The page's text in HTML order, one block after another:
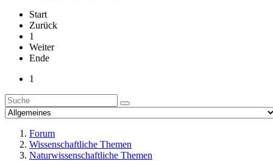
Start
Zurück
1
Weiter
Ende
1
Forum
Wissenschaftliche Themen
Naturwissenschaftliche Themen